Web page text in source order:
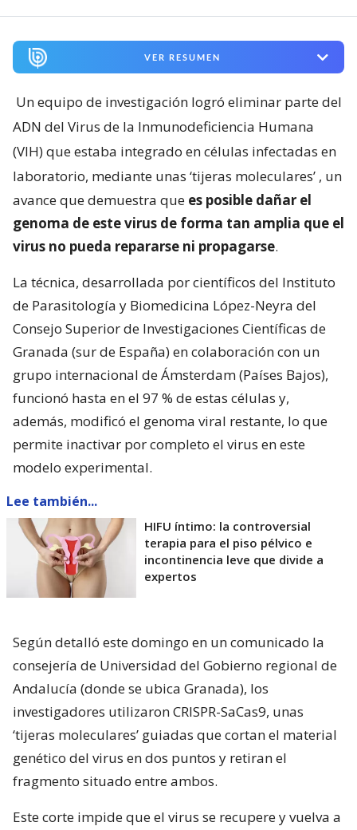
VER RESUMEN
Un equipo de investigación logró eliminar parte del
ADN del Virus de la Inmunodeficiencia Humana
(VIH) que estaba integrado en células infectadas en
laboratorio, mediante unas ‘tijeras moleculares’ , un
avance que demuestra que es posible dañar el
genoma de este virus de forma tan amplia que el
virus no pueda repararse ni propagarse.
La técnica, desarrollada por científicos del Instituto
de Parasitología y Biomedicina López-Neyra del
Consejo Superior de Investigaciones Científicas de
Granada (sur de España) en colaboración con un
grupo internacional de Ámsterdam (Países Bajos),
funcionó hasta en el 97 % de estas células y,
además, modificó el genoma viral restante, lo que
permite inactivar por completo el virus en este
modelo experimental.
Lee también...
HIFU íntimo: la controversial
terapia para el piso pélvico e
incontinencia leve que divide a
expertos
Según detalló este domingo en un comunicado la
consejería de Universidad del Gobierno regional de
Andalucía (donde se ubica Granada), los
investigadores utilizaron CRISPR-SaCas9, unas
‘tijeras moleculares’ guiadas que cortan el material
genético del virus en dos puntos y retiran el
fragmento situado entre ambos.
Este corte impide que el virus se recupere y vuelva a